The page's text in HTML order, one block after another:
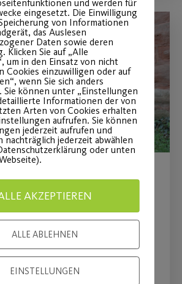
des Vorstands zur
Situation
für Ihre Treue.
und werden für
eingesetzt. Die Einwilligung
von Informationen
das Auslesen
Daten sowie deren
Klicken Sie auf „Alle
um in den Einsatz von nicht
Cookies einzuwilligen oder auf
wenn Sie sich anders
Sie können unter „Einstellungen
Informationen der von
Arten von Cookies erhalten
aufrufen. Sie können
jederzeit aufrufen und
nachträglich jederzeit abwählen
oder unten
AKZEPTIEREN
ALLE ABLEHNEN
EINSTELLUNGEN